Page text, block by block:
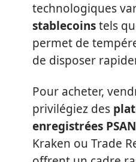
technologiques
stablecoinstels
permet de
de disposer
Pour acheter,
privilégiez des
enregistrées PSAN
Kraken ou Trade